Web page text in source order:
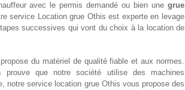
avec le permis demandé ou bien une grue
service Location grue Othis est experte en levage
successives qui vont du choix à la location de
du matériel de qualité fiable et aux normes.
que notre société utilise des machines
notre service location grue Othis vous propose des